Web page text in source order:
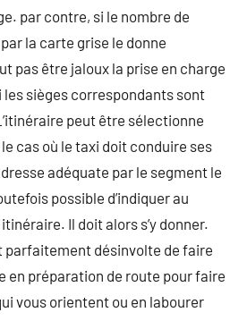
par contre, si le nombre de
la carte grise le donne
pas être jaloux la prise en charge
les sièges correspondants sont
peut être sélectionne
cas où le taxi doit conduire ses
adéquate par le segment le
possible d’indiquer au
Il doit alors s’y donner.
parfaitement désinvolte de faire
en préparation de route pour faire
vous orientent ou en labourer